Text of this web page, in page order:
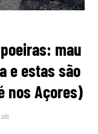
mau
e estas são
nos Açores)